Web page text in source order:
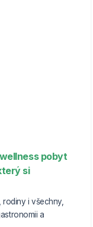
pobyt
si
i všechny,
a